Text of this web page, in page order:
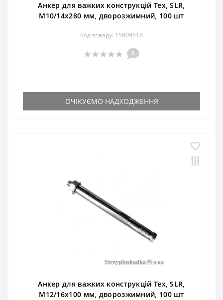
Анкер для важких конструкцій Тех, SLR,
М10/14х280 мм, дворозжимний, 100 шт
Код товару: 15909518
0
ОЧІКУЄМО НАДХОДЖЕННЯ
Анкер для важких конструкцій Тех, SLR,
М12/16х100 мм, дворозжимний, 100 шт